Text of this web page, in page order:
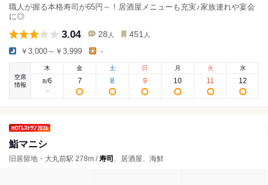
職人が握る本格寿司が65円～！居酒屋メニューも充実♪家族連れや宴会
に◎
3.04 28 人 451 人
￥3,000～￥3,999 -
空席
情報
木
8/6
金
7
土
8
日
9
月
10
火
11
水
12
鮨マニシ
旧居留地・大丸前駅 278m /寿司 、居酒屋、海鮮